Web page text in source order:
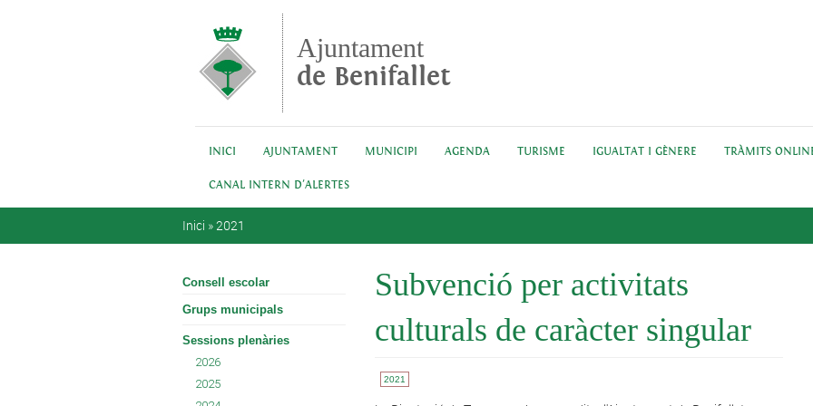
Ajuntament
de Benifallet
INICI AJUNTAMENT MUNICIPI AGENDA TURISME IGUALTAT I GÈNERE TRÀMITS
CANAL INTERN D'ALERTES
Inici »2021
Consell escolar
Grups municipals
Sessions plenàries
2026
2025
Subvenció per activitats
culturals de caràcter singular
2021